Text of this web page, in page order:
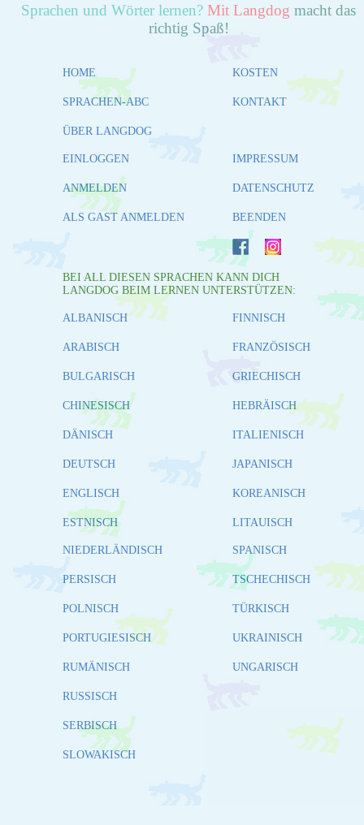
Sprachen und Wörter lernen? Mit Langdog macht das
richtig Spaß!
HOME
SPRACHEN-ABC
ÜBER LANGDOG
KOSTEN
KONTAKT
EINLOGGEN
ANMELDEN
ALS GAST ANMELDEN
IMPRESSUM
DATENSCHUTZ
BEENDEN
BEI ALL DIESEN SPRACHEN KANN DICH
LANGDOG BEIM LERNEN UNTERSTÜTZEN:
ALBANISCH
ARABISCH
BULGARISCH
CHINESISCH
DÄNISCH
DEUTSCH
ENGLISCH
ESTNISCH
FINNISCH
FRANZÖSISCH
GRIECHISCH
HEBRÄISCH
ITALIENISCH
JAPANISCH
KOREANISCH
LITAUISCH
NIEDERLÄNDISCH
PERSISCH
POLNISCH
PORTUGIESISCH
RUMÄNISCH
RUSSISCH
SERBISCH
SLOWAKISCH
SPANISCH
TSCHECHISCH
TÜRKISCH
UKRAINISCH
UNGARISCH